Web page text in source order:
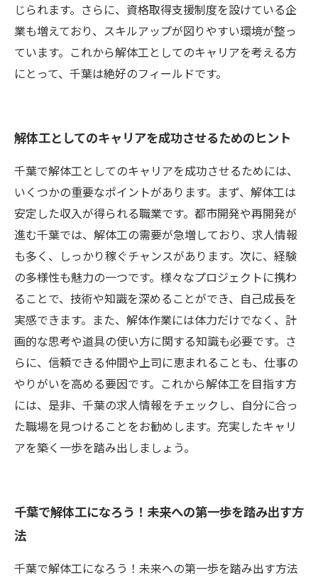
じられます。さらに、資格取得支援制度を設けている企
業も増えており、スキルアップが図りやすい環境が整っ
ています。これから解体工としてのキャリアを考える方
にとって、千葉は絶好のフィールドです。
解体工としてのキャリアを成功させるためのヒント
千葉で解体工としてのキャリアを成功させるためには、
いくつかの重要なポイントがあります。まず、解体工は
安定した収入が得られる職業です。都市開発や再開発が
進む千葉では、解体工の需要が急増しており、求人情報
も多く、しっかり稼ぐチャンスがあります。次に、経験
の多様性も魅力の一つです。様々なプロジェクトに携わ
ることで、技術や知識を深めることができ、自己成長を
実感できます。また、解体作業には体力だけでなく、計
画的な思考や道具の使い方に関する知識も必要です。さ
らに、信頼できる仲間や上司に恵まれることも、仕事の
やりがいを高める要因です。これから解体工を目指す方
には、是非、千葉の求人情報をチェックし、自分に合っ
た職場を見つけることをお勧めします。充実したキャリ
アを築く一歩を踏み出しましょう。
千葉で解体工になろう！未来への第一歩を踏み出す方
法
千葉で解体工になろう！未来への第一歩を踏み出す方法